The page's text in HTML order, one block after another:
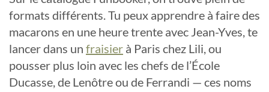
formats différents. Tu peux apprendre à faire des
macarons en une heure trente avec Jean-Yves, te
lancer dans un fraisier à Paris chez Lili, ou
pousser plus loin avec les chefs de l’École
Ducasse, de Lenôtre ou de Ferrandi — ces noms